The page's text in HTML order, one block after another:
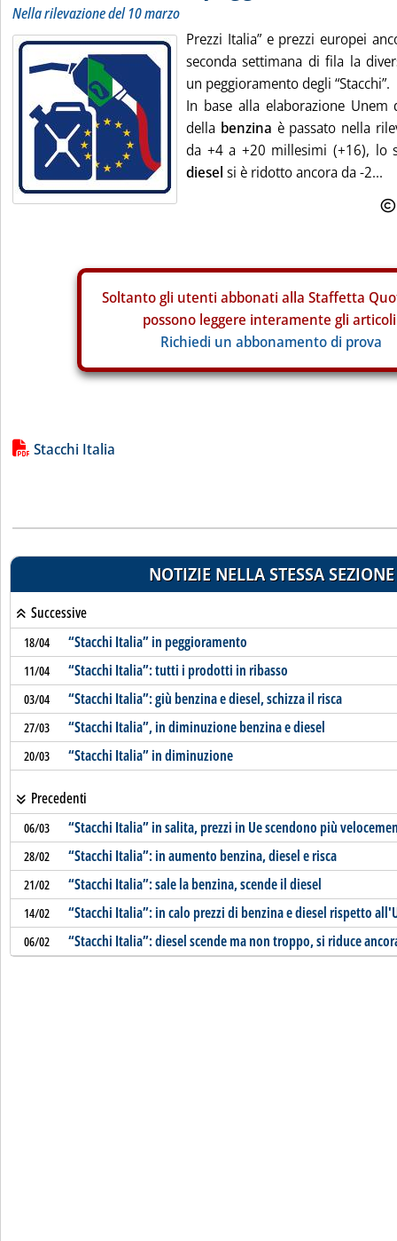
Nella rilevazione del 10 marzo
Prezzi Italia” e prezzi europei
seconda settimana di fila la
un peggioramento degli “Stacchi”.
In base alla elaborazione
della benzina è passato nella
da +4 a +20 millesimi (+16), lo
diesel si è ridotto ancora da -2...
Soltanto gli utenti abbonati alla Staffetta
possono leggere interamente gli
Richiedi un abbonamento di prova
Lista allegati PDF alla notizia
Stacchi Italia
NOTIZIE NELLA STESSA SEZIONE
Successive
18/04 “Stacchi Italia” in peggioramento
11/04 “Stacchi Italia”: tutti i prodotti in ribasso
03/04 “Stacchi Italia”: giù benzina e diesel, schizza il risca
27/03 “Stacchi Italia”, in diminuzione benzina e diesel
20/03 “Stacchi Italia” in diminuzione
Precedenti
06/03 “Stacchi Italia” in salita, prezzi in Ue scendono più
28/02 “Stacchi Italia”: in aumento benzina, diesel e risca
21/02 “Stacchi Italia”: sale la benzina, scende il diesel
14/02 “Stacchi Italia”: in calo prezzi di benzina e diesel rispetto
06/02 “Stacchi Italia”: diesel scende ma non troppo, si riduce